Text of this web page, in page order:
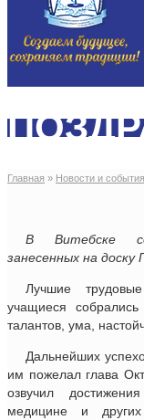
Главная » Новости и события
В Витебске
занесенных на доску
Лучшие
учащиеся
талантов, ума,
Дальнейших
им пожелал глава
озвучил
медицине и